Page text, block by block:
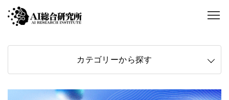
カテゴリーから探す